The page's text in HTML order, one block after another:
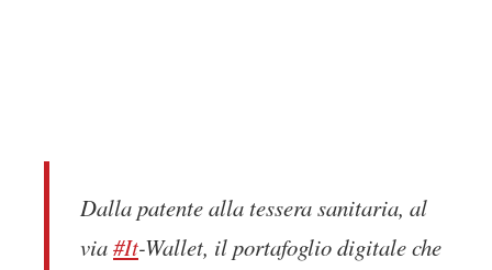
Dalla patente alla tessera sanitaria, al
via#It-Wallet, il portafoglio digitale che